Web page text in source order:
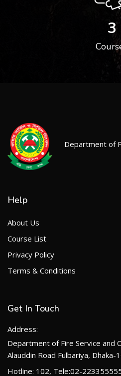
3
Department of
Help
About Us
Course List
Privacy Policy
Terms & Conditions
Get In Touch
Address:
Department of Fire Service and
Alauddin Road Fulbariya, Dhaka-
Hotline: 102, Tele:02-